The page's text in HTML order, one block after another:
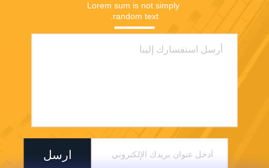
Lorem sum is not simply
random text.
ارسل